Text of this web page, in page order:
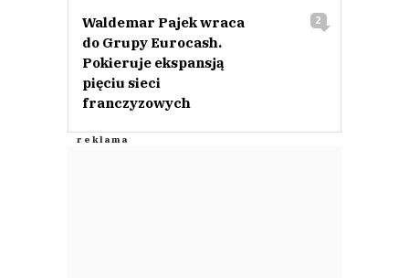
Waldemar Pajek wraca
do Grupy Eurocash.
Pokieruje ekspansją
pięciu sieci
franczyzowych
2